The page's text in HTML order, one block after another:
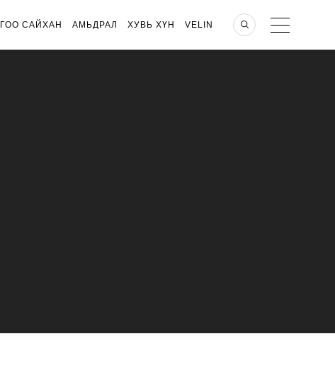
ГОО САЙХАН АМЬДРАЛ ХУВЬ ХҮН VELIN